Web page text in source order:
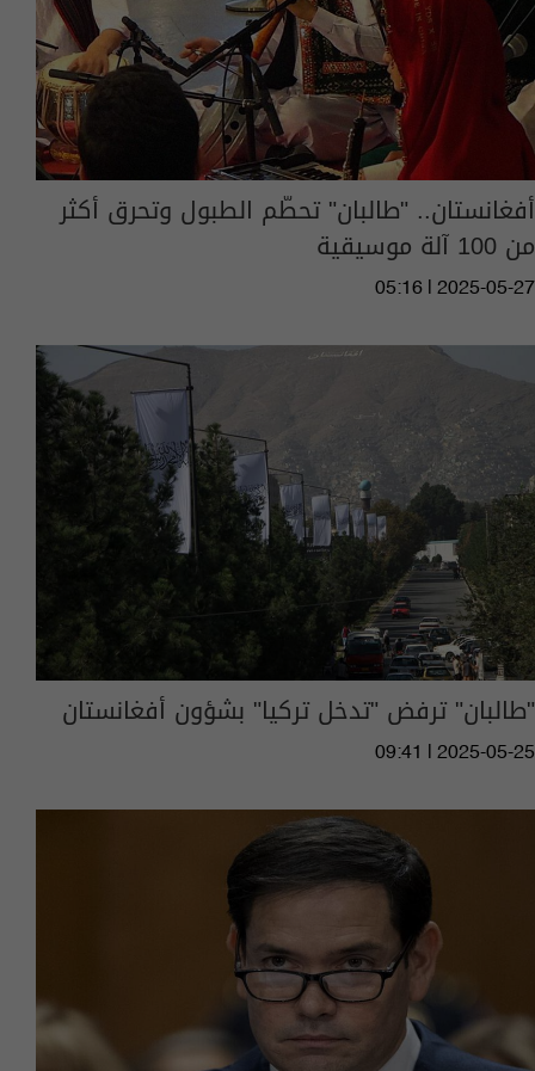
أفغانستان.. "طالبان" تحطّم الطبول وتحرق أكثر
من 100 آلة موسيقية
05:16 | 2025-05-27
"طالبان" ترفض "تدخل تركيا" بشؤون أفغانستان
09:41 | 2025-05-25